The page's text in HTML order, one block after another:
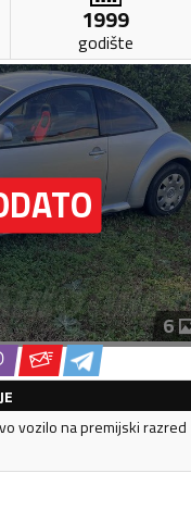
1999
godište
6
vozilo na premijski razred